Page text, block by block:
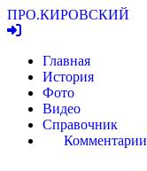
ПРО.КИРОВСКИЙ
Главная
История
Фото
Видео
Справочник
Комментарии